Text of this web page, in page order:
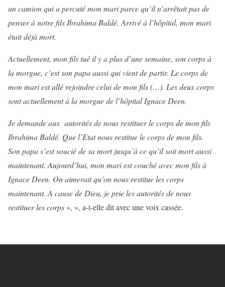
un camion qui a percuté mon mari parce qu’il n’arrêtait pas de
penser à notre fils Ibrahima Baldé. Arrivé à l’hôpital, mon mari
était déjà mort.
Actuellement, mon fils tué il y a plus d’une semaine, son corps à
la morgue, c’est son papa aussi qui vient de partir. Le corps de
mon mari est allé rejoindre celui de mon fils (…). Les deux corps
sont actuellement à la morgue de l’hôpital Ignace Deen.
Je demande aux autorités de nous restituer le corps de mon fils
Ibrahima Baldé. Que l’Etat nous restitue le corps de mon fils.
Son papa s’est soucié de sa mort jusqu’à ce qu’il soit mort aussi
maintenant. Aujourd’hui, mon mari est couché avec mon fils à
Ignace Deen. On aimerait qu’on nous restitue les corps
maintenant. A cause de Dieu, je prie les autorités de nous
restituer les corps », », a-t-elle dit avec une voix cassée.